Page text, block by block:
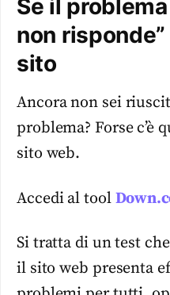
Se il
non
sito
Ancora non sei
problema? Forse c’è
sito web.
Accedi al tool
Si tratta di un test
il sito web presenta